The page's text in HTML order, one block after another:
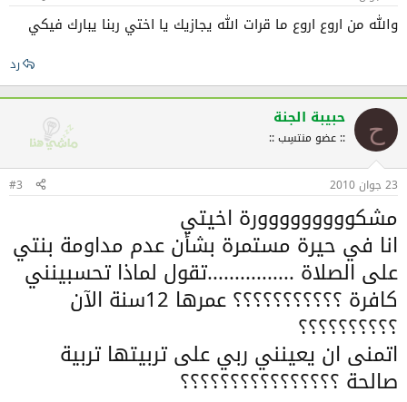
والله من اروع اروع ما قرات الله يجازيك يا اختي ربنا يبارك فيكي
رد
ح حبيبة الجنة
:: عضو منتسِب ::
23 جوان 2010 #3
مشكووووووووورة اخيتي
انا في حيرة مستمرة بشأن عدم مداومة بنتي
على الصلاة ................تقول لماذا تحسبينني
كافرة ؟؟؟؟؟؟؟؟؟؟؟ عمرها 12سنة الآن
؟؟؟؟؟؟؟؟؟؟
اتمنى ان يعينني ربي على تربيتها تربية
صالحة ؟؟؟؟؟؟؟؟؟؟؟؟؟؟؟؟